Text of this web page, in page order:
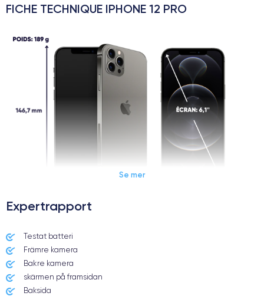
FICHE TECHNIQUE IPHONE 12 PRO
Date de sortie
23/10/2020
Dimensions
Se mer
Expertrapport
Testat batteri
Främre kamera
Bakre kamera
skärmen på framsidan
Baksida